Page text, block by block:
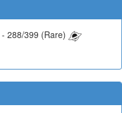
- 288/399 (Rare)